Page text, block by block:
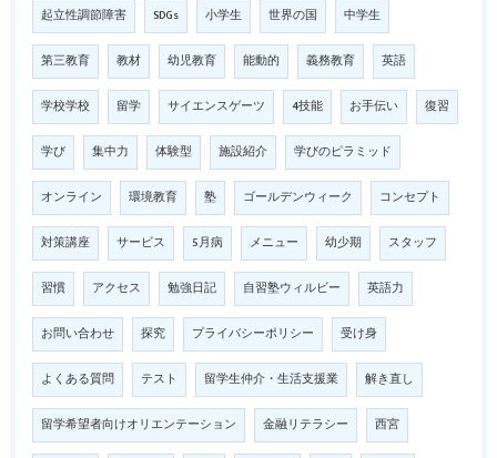
起立性調節障害 SDGs 小学生 世界の国 中学生
第三教育 教材 幼児教育 能動的 義務教育 英語
学校学校 留学 サイエンスゲーツ 4技能 お手伝い 復習
学び 集中力 体験型 施設紹介 学びのピラミッド
オンライン 環境教育 塾 ゴールデンウィーク コンセプト
対策講座 サービス 5月病 メニュー 幼少期 スタッフ
習慣 アクセス 勉強日記 自習塾ウィルビー 英語力
お問い合わせ 探究 プライバシーポリシー 受け身
よくある質問 テスト 留学生仲介・生活支援業 解き直し
留学希望者向けオリエンテーション 金融リテラシー 西宮